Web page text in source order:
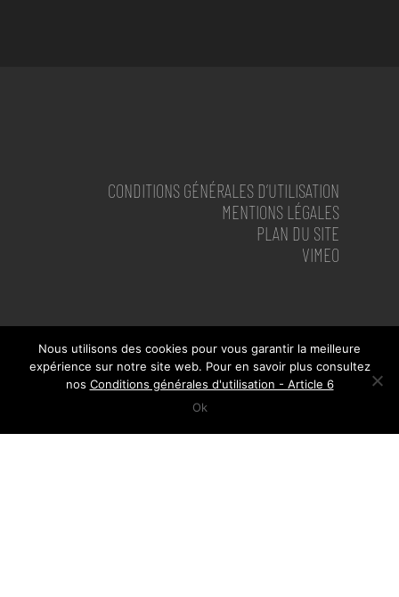
CONDITIONS GÉNÉRALES D’UTILISATION
MENTIONS LÉGALES
PLAN DU SITE
VIMEO
Nous utilisons des cookies pour vous garantir la meilleure
expérience sur notre site web. Pour en savoir plus consultez
nos Conditions générales d'utilisation - Article 6
Ok